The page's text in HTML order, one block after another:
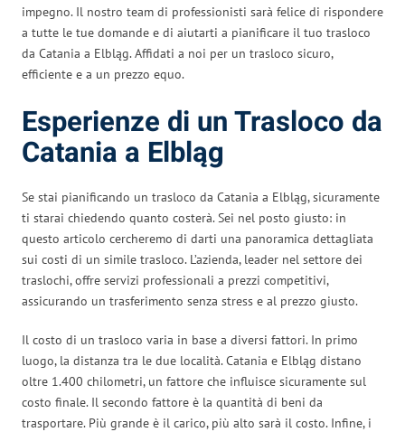
impegno. Il nostro team di professionisti sarà felice di rispondere
a tutte le tue domande e di aiutarti a pianificare il tuo trasloco
da Catania a Elbląg. Affidati a noi per un trasloco sicuro,
efficiente e a un prezzo equo.
Esperienze di un Trasloco da
Catania a Elbląg
Se stai pianificando un trasloco da Catania a Elbląg, sicuramente
ti starai chiedendo quanto costerà. Sei nel posto giusto: in
questo articolo cercheremo di darti una panoramica dettagliata
sui costi di un simile trasloco. L’azienda, leader nel settore dei
traslochi, offre servizi professionali a prezzi competitivi,
assicurando un trasferimento senza stress e al prezzo giusto.
Il costo di un trasloco varia in base a diversi fattori. In primo
luogo, la distanza tra le due località. Catania e Elbląg distano
oltre 1.400 chilometri, un fattore che influisce sicuramente sul
costo finale. Il secondo fattore è la quantità di beni da
trasportare. Più grande è il carico, più alto sarà il costo. Infine, i